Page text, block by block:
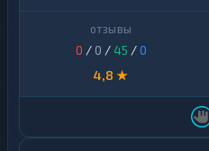
0 / 0 / 45 /0
4,8 ★